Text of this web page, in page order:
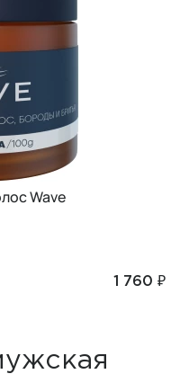
Wave
1 760 ₽